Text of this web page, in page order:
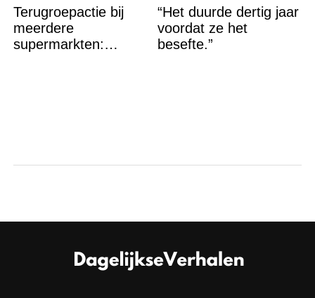
Terugroepactie bij
meerdere
supermarkten:
“Het duurde dertig jaar
voordat ze het
besefte.”